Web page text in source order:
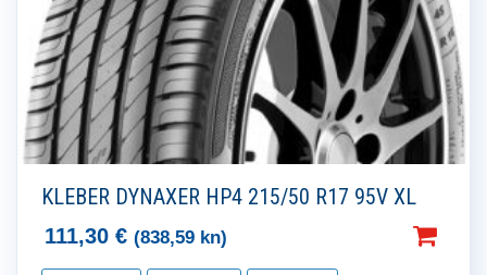
KLEBER DYNAXER HP4 215/50 R17 95V XL
111,30 € (838,59 kn)